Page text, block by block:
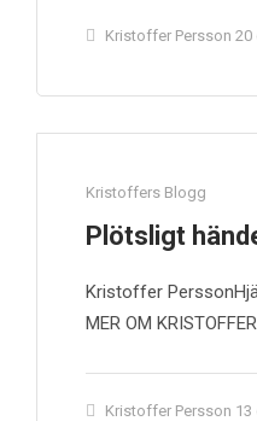
Kristoffer Persson 20
Kristoffers Blogg
Plötsligt
Kristoffer
MER OM KRISTOFFER
Kristoffer Persson 13